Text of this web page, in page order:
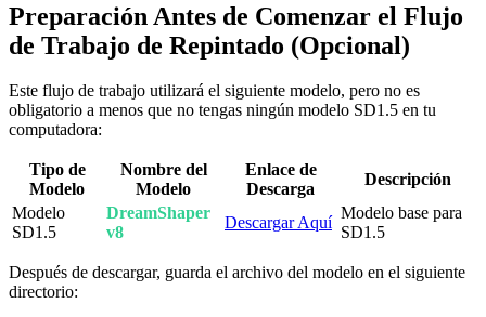
Preparación Antes de Comenzar el Flujo
de Trabajo de Repintado (Opcional)
Este flujo de trabajo utilizará el siguiente modelo, pero no es
obligatorio a menos que no tengas ningún modelo SD1.5 en tu
computadora:
Tipo de
Modelo
Nombre del
Modelo
Enlace de
Descarga
Descripción
Modelo
SD1.5
DreamShaper
v8
Descargar Aquí
Modelo base para
SD1.5
Después de descargar, guarda el archivo del modelo en el siguiente
directorio: